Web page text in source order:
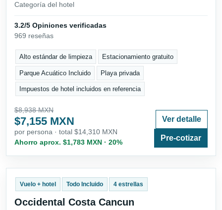
Categoría del hotel
3.2/5 Opiniones verificadas
969 reseñas
Alto estándar de limpieza Estacionamiento gratuito
Parque Acuático Incluido Playa privada
Impuestos de hotel incluidos en referencia
$8,938 MXN
$7,155 MXN
por persona · total $14,310 MXN
Ahorro aprox. $1,783 MXN · 20%
Ver detalle
Pre-cotizar
Vuelo + hotel Todo Incluido 4 estrellas
Occidental Costa Cancun